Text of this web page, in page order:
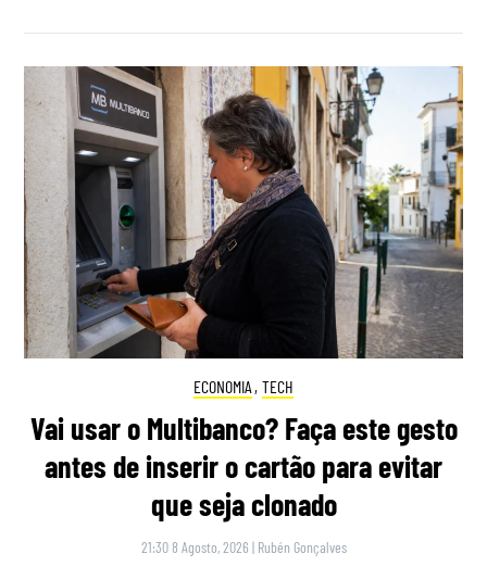
ECONOMIA , TECH
Vai usar o Multibanco? Faça este gesto
antes de inserir o cartão para evitar
que seja clonado
21:30 8 Agosto, 2026 | Rubén Gonçalves